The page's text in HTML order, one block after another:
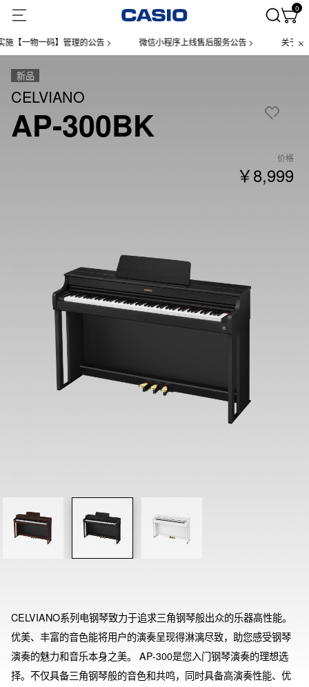
0
一码】管理的公告 > 微信小程序上线售后服务公告 > 关于部分手表
新品
CELVIANO
AP-300BK
价格
￥8,999
CELVIANO系列电钢琴致力于追求三角钢琴般出众的乐器高性能。
优美、丰富的音色能将用户的演奏呈现得淋漓尽致，助您感受钢琴
演奏的魅力和音乐本身之美。 AP-300是您入门钢琴演奏的理想选
择。不仅具备三角钢琴般的音色和共鸣，同时具备高演奏性能、优